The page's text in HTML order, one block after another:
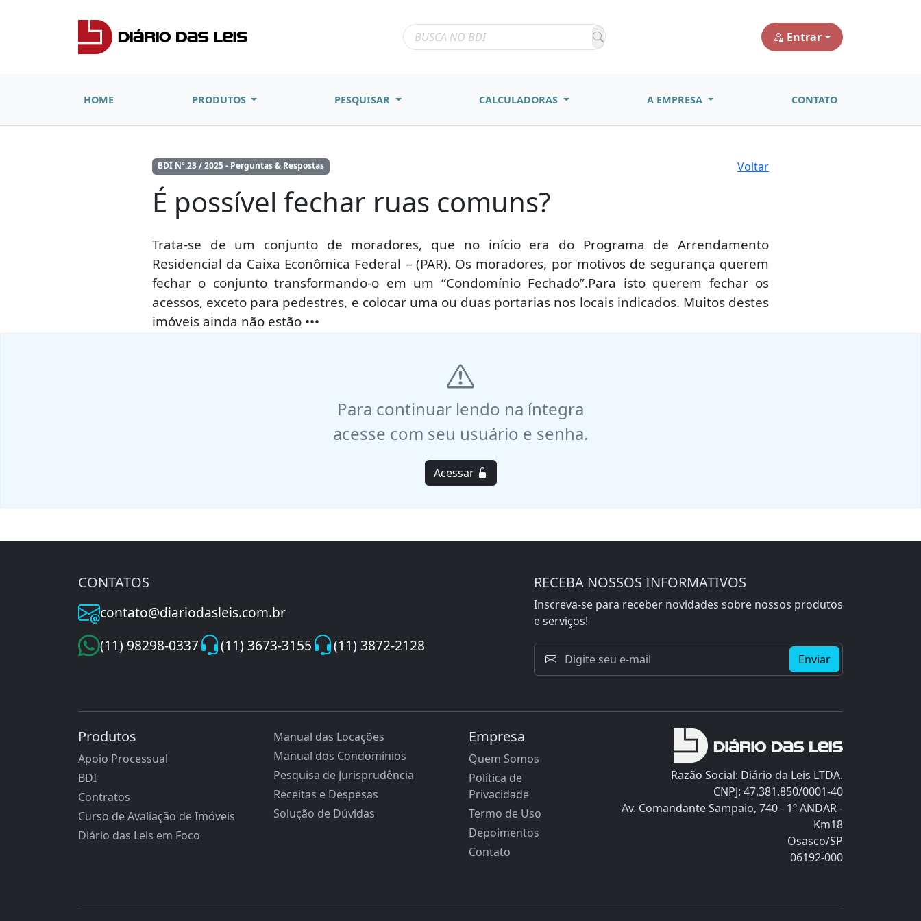
Entrar
HOME PRODUTOS PESQUISAR CALCULADORAS A EMPRESA CONTATO
BDI Nº.23 / 2025 - Perguntas & Respostas Voltar
É possível fechar ruas comuns?
Trata-se de um conjunto de moradores, que no início era do Programa de Arrendamento
Residencial da Caixa Econômica Federal – (PAR). Os moradores, por motivos de segurança querem
fechar o conjunto transformando-o em um “Condomínio Fechado”.Para isto querem fechar os
acessos, exceto para pedestres, e colocar uma ou duas portarias nos locais indicados. Muitos destes
imóveis ainda não estão •••
Para continuar lendo na íntegra
acesse com seu usuário e senha.
Acessar
CONTATOS
contato@diariodasleis.com.br
(11) 98298-0337
(11) 3673-3155 (11) 3872-2128
RECEBA NOSSOS INFORMATIVOS
Inscreva-se para receber novidades sobre nossos produtos
e serviços!
Enviar
Produtos
Apoio Processual
BDI
Contratos
Curso de Avaliação de Imóveis
Diário das Leis em Foco
Manual das Locações
Manual dos Condomínios
Pesquisa de Jurisprudência
Receitas e Despesas
Solução de Dúvidas
Empresa
Quem Somos
Política de
Privacidade
Termo de Uso
Depoimentos
Contato
Razão Social: Diário da Leis LTDA.
CNPJ: 47.381.850/0001-40
Av. Comandante Sampaio, 740 - 1º ANDAR -
Km18
Osasco/SP
06192-000